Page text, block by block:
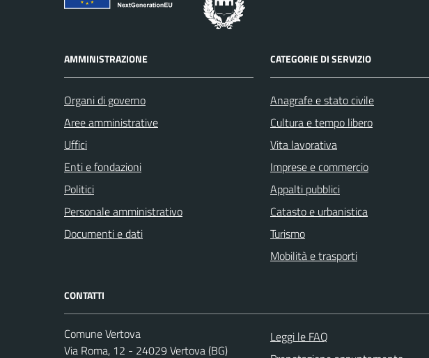
AMMINISTRAZIONE
Organi di governo
Aree amministrative
Uffici
Enti e fondazioni
Politici
Personale amministrativo
Documenti e dati
CATEGORIE DI SERVIZIO
Anagrafe e stato civile
Cultura e tempo libero
Vita lavorativa
Imprese e commercio
Appalti pubblici
Catasto e urbanistica
Turismo
Mobilità e trasporti
CONTATTI
Comune Vertova
Via Roma, 12 - 24029 Vertova (BG)
Leggi le FAQ